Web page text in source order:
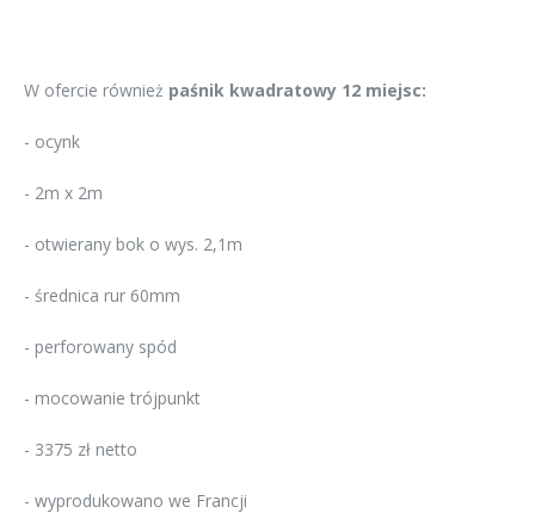
W ofercie również paśnik kwadratowy 12 miejsc:
- ocynk
- 2m x 2m
- otwierany bok o wys. 2,1m
- średnica rur 60mm
- perforowany spód
- mocowanie trójpunkt
- 3375 zł netto
- wyprodukowano we Francji